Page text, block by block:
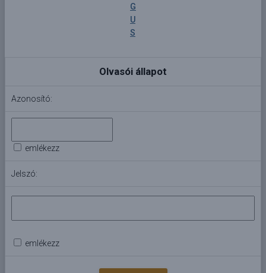
G
U
S
Olvasói állapot
Azonosító:
emlékezz
Jelszó:
emlékezz